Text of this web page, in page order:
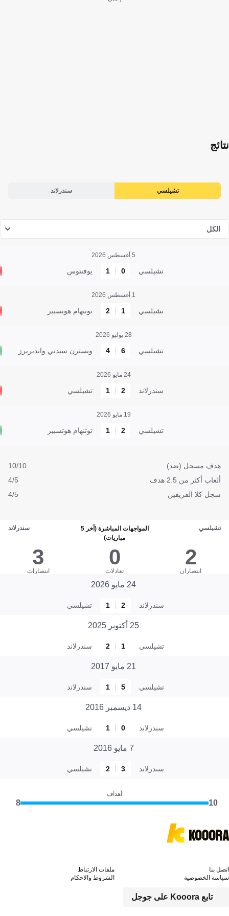
نتائج
تشيلسي سندرلاند
الكل
5 أغسطس 2026
تشيلسي 0
1 يوفنتوس
1 أغسطس 2026
تشيلسي 1
2 توتنهام هوتسبير
28 يوليو 2026
تشيلسي 6
4 ويسترن سيدني وانديريرز
24 مايو 2026
سندرلاند 2
1 تشيلسي
19 مايو 2026
تشيلسي 2
1 توتنهام هوتسبير
هدف مسجل (ضد)
10/10
ألعاب أكثر من 2.5 هدف
4/5
سجل كلا الفريقين
4/5
تشيلسي
المواجهات المباشرة (آخر 5
مباريات)
سندرلاند
2
انتصاران
0
تعادلات
3
انتصارات
24 مايو 2026
سندرلاند 2
1 تشيلسي
25 أكتوبر 2025
تشيلسي 1
2 سندرلاند
21 مايو 2017
تشيلسي 5
1 سندرلاند
14 ديسمبر 2016
سندرلاند 0
1 تشيلسي
7 مايو 2016
سندرلاند 3
2 تشيلسي
أهداف
10
8
تابع Kooora على جوجل
اتصل بنا
ملفات الارتباط
سياسة الخصوصية
الشروط والاحكام